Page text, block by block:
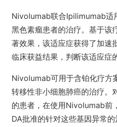
Nivolumab联合Ipilimumab适
黑色素瘤患者的治疗。基于该
著效果，该适应症获得了加速
临床获益结果，判断该适应症
Nivolumab可用于含铂化疗方
转移性非小细胞肺癌的治疗。
的患者，在使用Nivolumab前
DA批准的针对这些基因异常